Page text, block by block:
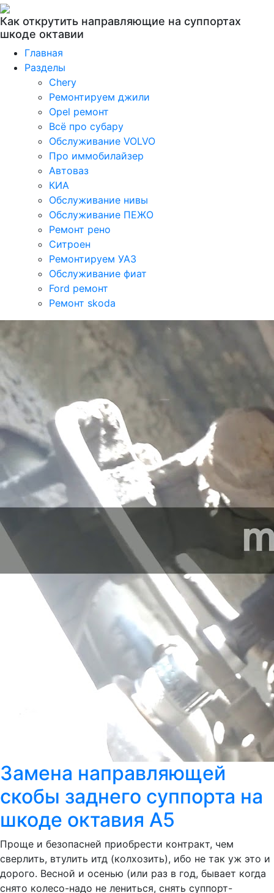
Как открутить направляющие на суппортах
шкоде октавии
Главная
Разделы
Chery
Ремонтируем джили
Opel ремонт
Всё про субару
Обслуживание VOLVO
Про иммобилайзер
Автоваз
КИА
Обслуживание нивы
Обслуживание ПЕЖО
Ремонт рено
Ситроен
Ремонтируем УАЗ
Обслуживание фиат
Ford ремонт
Ремонт skoda
Замена направляющей
скобы заднего суппорта на
шкоде октавия А5
Проще и безопасней приобрести контракт, чем
сверлить, втулить итд (колхозить), ибо не так уж это и
дорого. Весной и осенью (или раз в год, бывает когда
снято колесо-надо не лениться, снять суппорт-